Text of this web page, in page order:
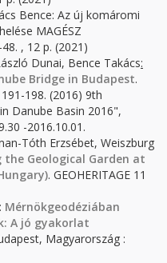
Bence: Az új komáromi
MAGÉSZ
48. , 12 p. (2021)
Dunai, Bence Takács:
Bridge in Budapest.
198. (2016) 9th
Danube Basin 2016",
-2016.10.01.
Tóth Erzsébet, Weiszburg
Geological Garden at
. GEOHERITAGE 11
Mérnökgeodéziában
A jó gyakorlat
Magyarország :